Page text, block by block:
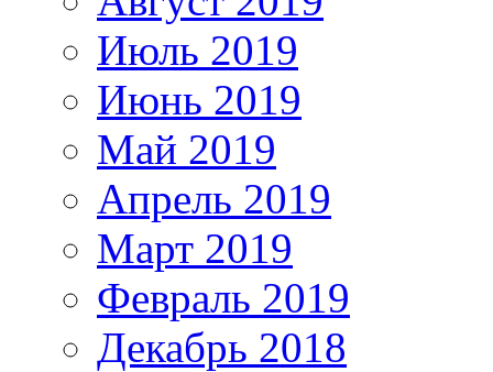
Июль 2019
Июнь 2019
Май 2019
Апрель 2019
Март 2019
Февраль 2019
Декабрь 2018